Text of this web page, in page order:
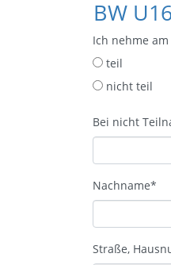
BW
Ich nehme
teil
nicht teil
Bei nicht
Nachname*
Straße,